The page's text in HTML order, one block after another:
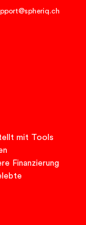
mit Tools
Finanzierung